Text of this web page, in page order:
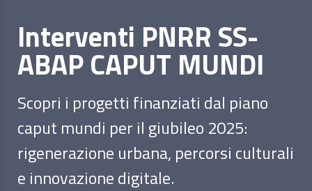
Interventi PNRR SS-
ABAP CAPUT MUNDI
Scopri i progetti finanziati dal piano
caput mundi per il giubileo 2025:
rigenerazione urbana, percorsi culturali
e innovazione digitale.